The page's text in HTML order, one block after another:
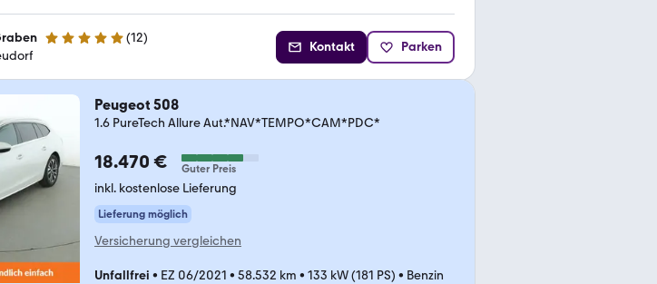
5 Sterne (12)
Kontakt Parken
Peugeot 508
1.6 PureTech Allure Aut.*NAV*TEMPO*CAM*PDC*
18.470 € Guter Preis
inkl. kostenlose Lieferung
Lieferung möglich
Versicherung vergleichen
Unfallfrei • EZ 06/2021 • 58.532 km • 133 kW (181 PS) • Benzin